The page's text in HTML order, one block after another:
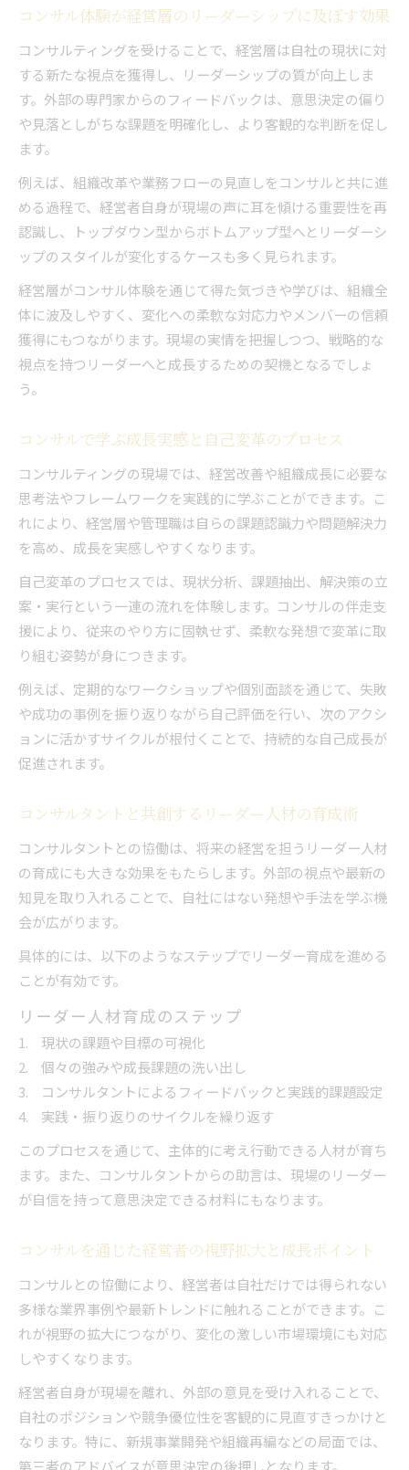
コンサル体験が経営層のリーダーシップに及ぼす効果
コンサルティングを受けることで、経営層は自社の現状に対
する新たな視点を獲得し、リーダーシップの質が向上しま
す。外部の専門家からのフィードバックは、意思決定の偏り
や見落としがちな課題を明確化し、より客観的な判断を促し
ます。
例えば、組織改革や業務フローの見直しをコンサルと共に進
める過程で、経営者自身が現場の声に耳を傾ける重要性を再
認識し、トップダウン型からボトムアップ型へとリーダーシ
ップのスタイルが変化するケースも多く見られます。
経営層がコンサル体験を通じて得た気づきや学びは、組織全
体に波及しやすく、変化への柔軟な対応力やメンバーの信頼
獲得にもつながります。現場の実情を把握しつつ、戦略的な
視点を持つリーダーへと成長するための契機となるでしょ
う。
コンサルで学ぶ成長実感と自己変革のプロセス
コンサルティングの現場では、経営改善や組織成長に必要な
思考法やフレームワークを実践的に学ぶことができます。こ
れにより、経営層や管理職は自らの課題認識力や問題解決力
を高め、成長を実感しやすくなります。
自己変革のプロセスでは、現状分析、課題抽出、解決策の立
案・実行という一連の流れを体験します。コンサルの伴走支
援により、従来のやり方に固執せず、柔軟な発想で変革に取
り組む姿勢が身につきます。
例えば、定期的なワークショップや個別面談を通じて、失敗
や成功の事例を振り返りながら自己評価を行い、次のアクシ
ョンに活かすサイクルが根付くことで、持続的な自己成長が
促進されます。
コンサルタントと共創するリーダー人材の育成術
コンサルタントとの協働は、将来の経営を担うリーダー人材
の育成にも大きな効果をもたらします。外部の視点や最新の
知見を取り入れることで、自社にはない発想や手法を学ぶ機
会が広がります。
具体的には、以下のようなステップでリーダー育成を進める
ことが有効です。
リーダー人材育成のステップ
現状の課題や目標の可視化
個々の強みや成長課題の洗い出し
コンサルタントによるフィードバックと実践的課題設定
実践・振り返りのサイクルを繰り返す
このプロセスを通じて、主体的に考え行動できる人材が育ち
ます。また、コンサルタントからの助言は、現場のリーダー
が自信を持って意思決定できる材料にもなります。
コンサルを通じた経営者の視野拡大と成長ポイント
コンサルとの協働により、経営者は自社だけでは得られない
多様な業界事例や最新トレンドに触れることができます。こ
れが視野の拡大につながり、変化の激しい市場環境にも対応
しやすくなります。
経営者自身が現場を離れ、外部の意見を受け入れることで、
自社のポジションや競争優位性を客観的に見直すきっかけと
なります。特に、新規事業開発や組織再編などの局面では、